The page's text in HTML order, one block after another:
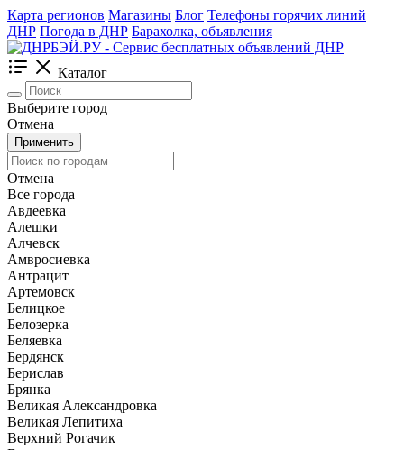
Карта регионов Магазины Блог Телефоны горячих линий
ДНР Погода в ДНР Барахолка, объявления
Каталог
Выберите город
Отмена
Применить
Отмена
Все города
Авдеевка
Алешки
Алчевск
Амвросиевка
Антрацит
Артемовск
Белицкое
Белозерка
Беляевка
Бердянск
Берислав
Брянка
Великая Александровка
Великая Лепитиха
Верхний Рогачик